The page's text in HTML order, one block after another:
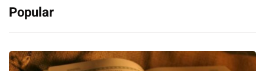
Popular